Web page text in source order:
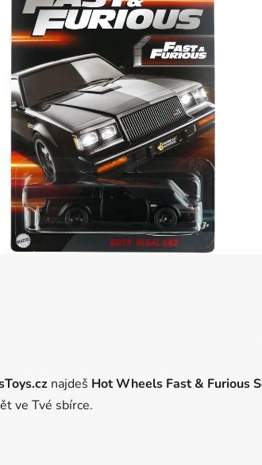
najdeš Hot Wheels Fast & Furious
ve Tvé sbírce.